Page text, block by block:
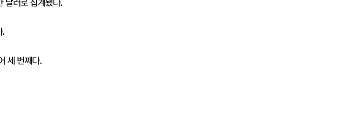
달러로 집계됐다.
.
세 번째다.